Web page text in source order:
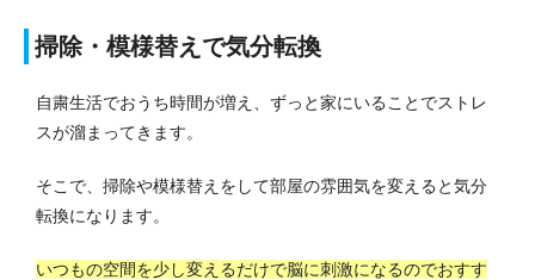
掃除・模様替えで気分転換
自粛生活でおうち時間が増え、ずっと家にいることでストレ
スが溜まってきます。
そこで、掃除や模様替えをして部屋の雰囲気を変えると気分
転換になります。
いつもの空間を少し変えるだけで脳に刺激になるのでおすす